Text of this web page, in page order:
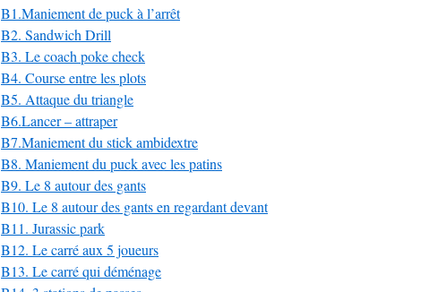
B1.Maniement de puck à l’arrêt
B2. Sandwich Drill
B3. Le coach poke check
B4. Course entre les plots
B5. Attaque du triangle
B6.Lancer – attraper
B7.Maniement du stick ambidextre
B8. Maniement du puck avec les patins
B9. Le 8 autour des gants
B10. Le 8 autour des gants en regardant devant
B11. Jurassic park
B12. Le carré aux 5 joueurs
B13. Le carré qui déménage